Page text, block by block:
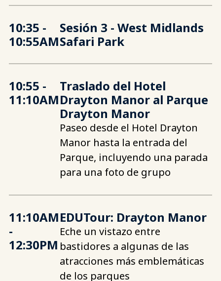
10:35 -
10:55AM
Sesión 3 - West Midlands
Safari Park
10:55 -
11:10AM
Traslado del Hotel
Drayton Manor al Parque
Drayton Manor
Paseo desde el Hotel Drayton
Manor hasta la entrada del
Parque, incluyendo una parada
para una foto de grupo
11:10AM
-
12:30PM
EDUTour: Drayton Manor
Eche un vistazo entre
bastidores a algunas de las
atracciones más emblemáticas
de los parques